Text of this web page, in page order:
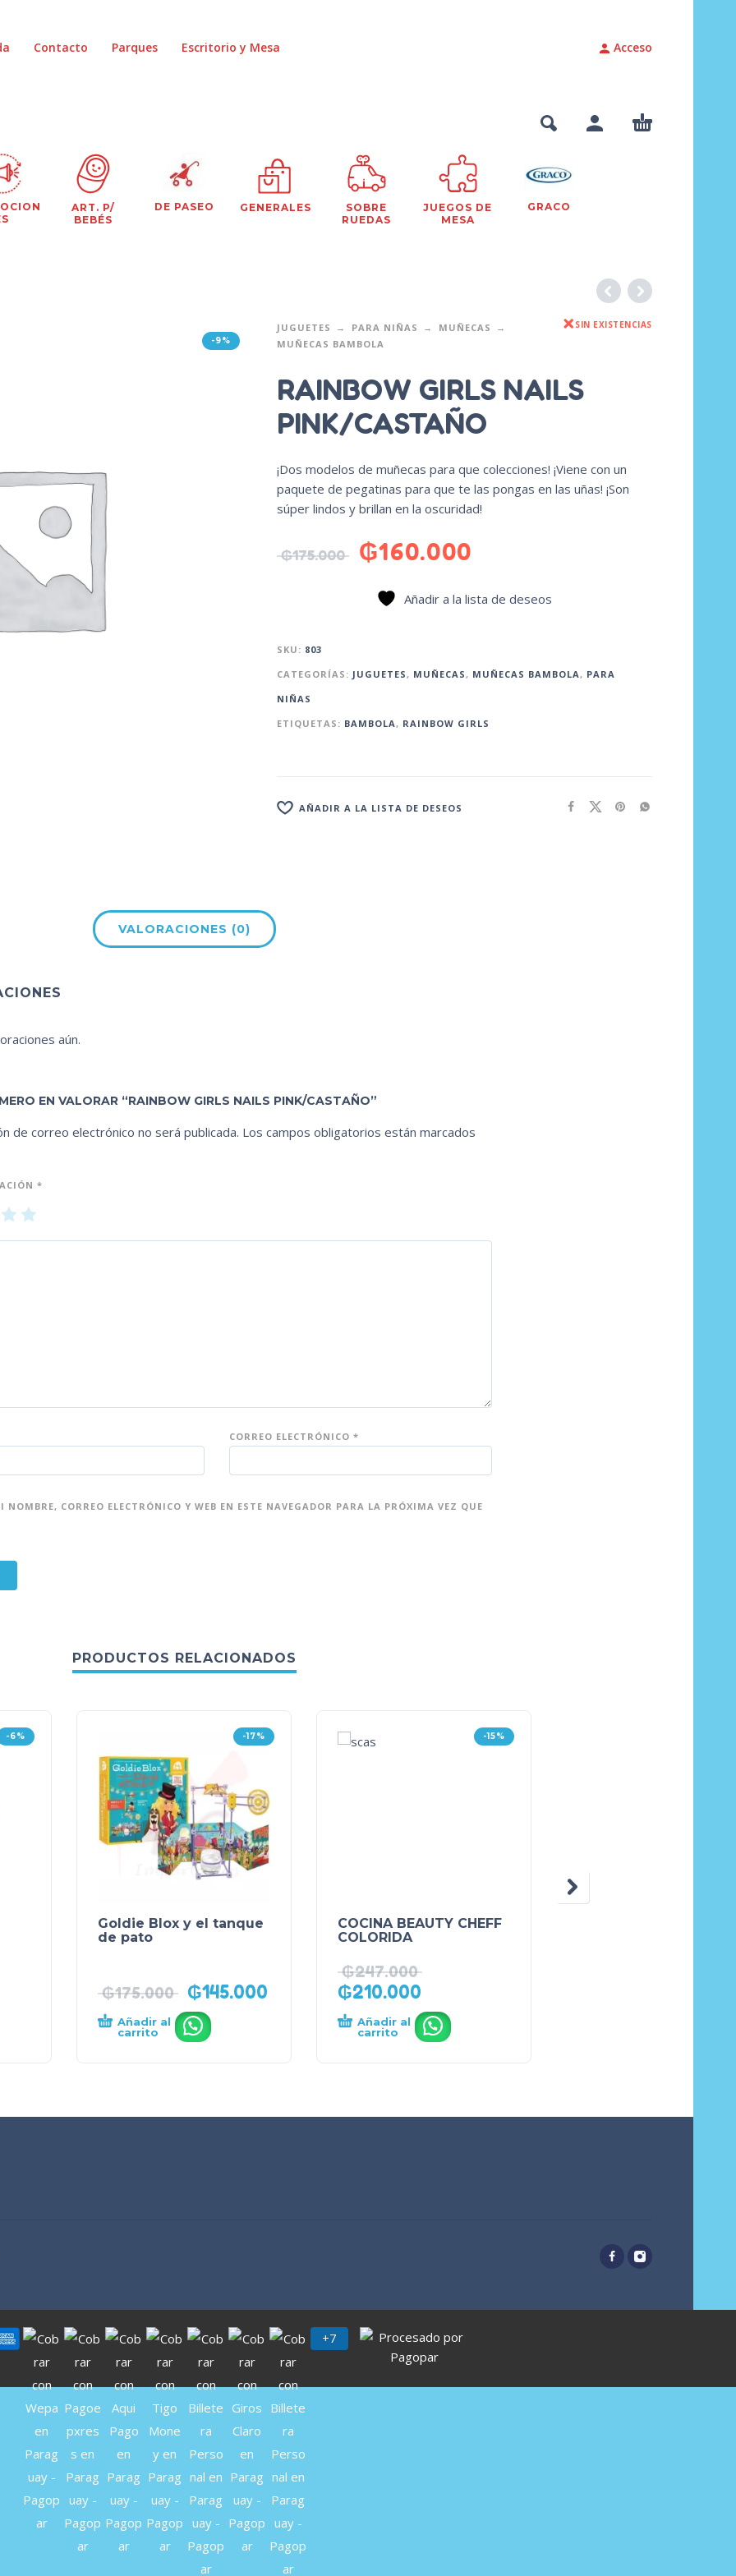
Contacto Parques Escritorio y Mesa Acceso
ART. P/
BEBÉS
DE PASEO GENERALES
SOBRE
RUEDAS
JUEGOS DE
MESA
GRACO
-9%
JUGUETES PARA NIÑAS
MUÑECAS
MUÑECAS BAMBOLA
SIN EXISTENCIAS
RAINBOW GIRLS NAILS
PINK/CASTAÑO
¡Dos modelos de muñecas para que colecciones! ¡Viene con un
paquete de pegatinas para que te las pongas en las uñas! ¡Son
súper lindos y brillan en la oscuridad!
₲175.000 ₲160.000
Añadir a la lista de deseos
SKU: 803
CATEGORÍAS: JUGUETES, MUÑECAS, MUÑECAS BAMBOLA, PARA
NIÑAS
ETIQUETAS: BAMBOLA, RAINBOW GIRLS
AÑADIR A LA LISTA DE DESEOS
VALORACIONES (0)
aún.
EN VALORAR “RAINBOW GIRLS NAILS PINK/CASTAÑO”
de correo electrónico no será publicada. Los campos obligatorios están marcados
*
3
4
de de
CORREO ELECTRÓNICO *
NOMBRE, CORREO ELECTRÓNICO Y WEB EN ESTE NAVEGADOR PARA LA PRÓXIMA VEZ QUE
PRODUCTOS RELACIONADOS
-6% -17%
Goldie Blox y el tanque
de pato
₲175.000 ₲145.000
Añadir al
carrito
.
-15%
COCINA BEAUTY CHEFF
COLORIDA
₲247.000
₲210.000
Añadir al
carrito
.